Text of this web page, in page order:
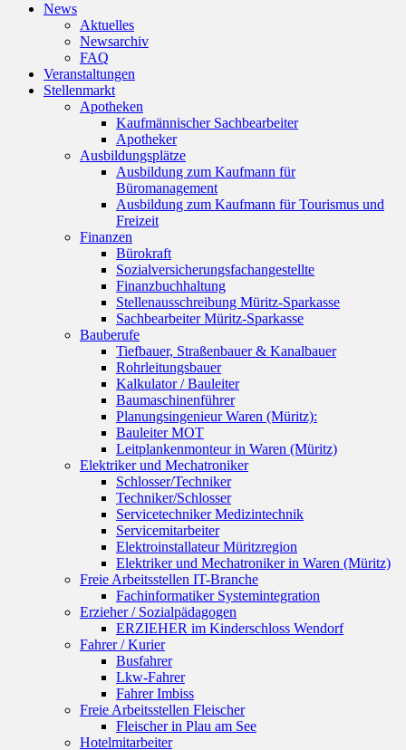
News
Aktuelles
Newsarchiv
FAQ
Veranstaltungen
Stellenmarkt
Apotheken
Kaufmännischer Sachbearbeiter
Apotheker
Ausbildungsplätze
Ausbildung zum Kaufmann für
Büromanagement
Ausbildung zum Kaufmann für Tourismus und
Freizeit
Finanzen
Bürokraft
Sozialversicherungsfachangestellte
Finanzbuchhaltung
Stellenausschreibung Müritz-Sparkasse
Sachbearbeiter Müritz-Sparkasse
Bauberufe
Tiefbauer, Straßenbauer & Kanalbauer
Rohrleitungsbauer
Kalkulator / Bauleiter
Baumaschinenführer
Planungsingenieur Waren (Müritz):
Bauleiter MOT
Leitplankenmonteur in Waren (Müritz)
Elektriker und Mechatroniker
Schlosser/Techniker
Techniker/Schlosser
Servicetechniker Medizintechnik
Servicemitarbeiter
Elektroinstallateur Müritzregion
Elektriker und Mechatroniker in Waren (Müritz)
Freie Arbeitsstellen IT-Branche
Fachinformatiker Systemintegration
Erzieher / Sozialpädagogen
ERZIEHER im Kinderschloss Wendorf
Fahrer / Kurier
Busfahrer
Lkw-Fahrer
Fahrer Imbiss
Freie Arbeitsstellen Fleischer
Fleischer in Plau am See
Hotelmitarbeiter